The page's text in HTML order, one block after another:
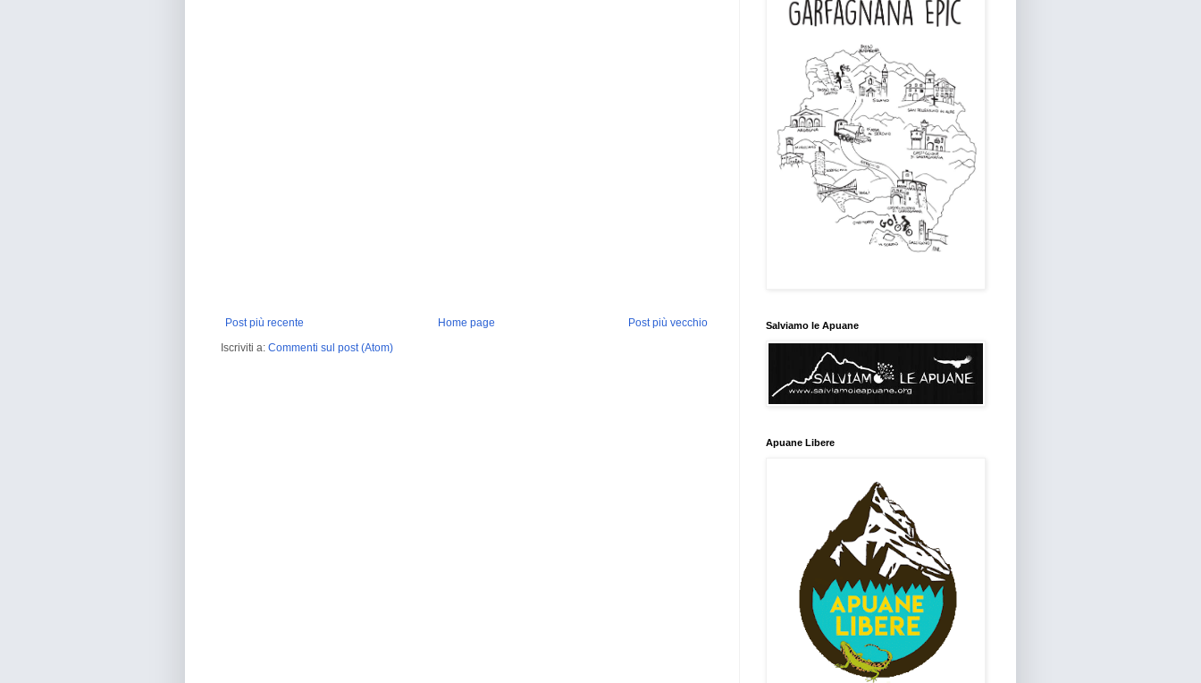
Post più recente Post più vecchio
Home page
Iscriviti a: Commenti sul post (Atom)
Salviamo le Apuane
Apuane Libere